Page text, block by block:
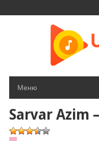
Меню
Sarvar Azim